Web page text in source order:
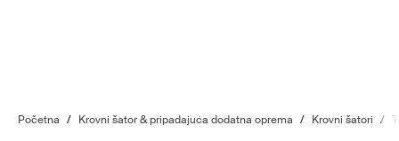
Početna / Krovni šator & pripadajuća dodatna oprema / Krovni šatori /